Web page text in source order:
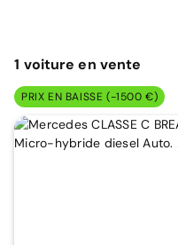
1 voitureen vente
PRIX EN BAISSE (-1500 €)